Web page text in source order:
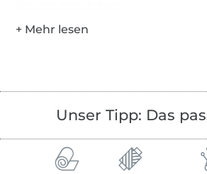
Unser Tipp: Das